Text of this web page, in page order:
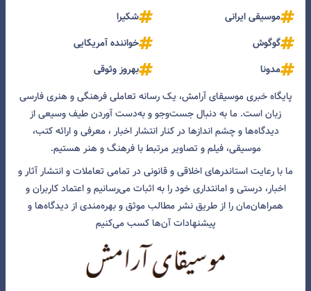
موسیقی ایرانی
شکیرا
گوگوش
خواننده آمریکایی
مدونا
بهروز وثوقی
پایگاه خبری موسیقای آرامش، یک رسانه تعاملی فرهنگی و هنری فارسی
زبان است. ما به دنبال جست‌و‌جو و به‌دست آوردن طیف وسیعی از
دیدگاه‌ها و چشم انداز‌ها در کنار انتشار اخبار ، معرفی و ارائه کتب،
موسیقی، فیلم و تصاویر مرتبط با فرهنگ و هنر هستیم.
ما با رعایت استاندرهای اخلاقی و قانونی در تمامی تعاملات و انتشار آثار و
اخبار، درستی و امانتداری خود را به اثبات می‌رسانیم و اعتماد کاربران و
همراهان‌مان را از طریق نشر مطالب موثق و بهره‌مندی از دیدگاه‌ها و
پیشنهادات آن‌ها کسب می‌کنیم